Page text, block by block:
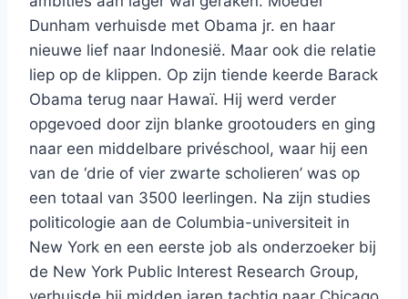
Dunham verhuisde met Obama jr. en haar
nieuwe lief naar Indonesië. Maar ook die relatie
liep op de klippen. Op zijn tiende keerde Barack
Obama terug naar Hawaï. Hij werd verder
opgevoed door zijn blanke grootouders en ging
naar een middelbare privéschool, waar hij een
van de ‘drie of vier zwarte scholieren’ was op
een totaal van 3500 leerlingen. Na zijn studies
politicologie aan de Columbia-universiteit in
New York en een eerste job als onderzoeker bij
de New York Public Interest Research Group,